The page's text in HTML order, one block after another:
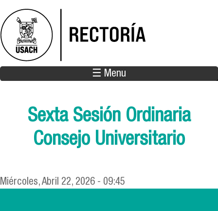
☰ Menu
Sexta Sesión Ordinaria
Consejo Universitario
Miércoles, Abril 22, 2026 - 09:45